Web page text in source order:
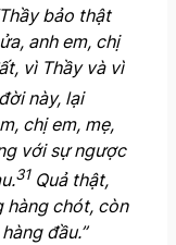
bảo thật
anh em, chị
vì Thầy và vì
này, lại
chị em, mẹ,
với sự ngược
31Quả thật,
hàng chót, còn
đầu.”